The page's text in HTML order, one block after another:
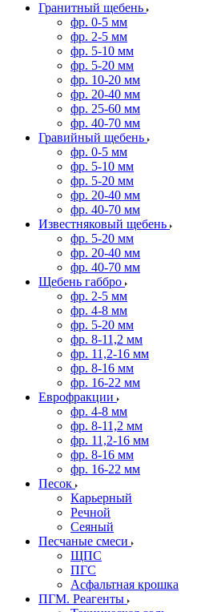
Гранитный щебень
фр. 0-5 мм
фр. 2-5 мм
фр. 5-10 мм
фр. 5-20 мм
фр. 10-20 мм
фр. 20-40 мм
фр. 25-60 мм
фр. 40-70 мм
Гравийный щебень
фр. 0-5 мм
фр. 5-10 мм
фр. 5-20 мм
фр. 20-40 мм
фр. 40-70 мм
Известняковый щебень
фр. 5-20 мм
фр. 20-40 мм
фр. 40-70 мм
Щебень габбро
фр. 2-5 мм
фр. 4-8 мм
фр. 5-20 мм
фр. 8-11,2 мм
фр. 11,2-16 мм
фр. 8-16 мм
фр. 16-22 мм
Еврофракции
фр. 4-8 мм
фр. 8-11,2 мм
фр. 11,2-16 мм
фр. 8-16 мм
фр. 16-22 мм
Песок
Карьерный
Речной
Сеяный
Песчаные смеси
ЩПС
ПГС
Асфальтная крошка
ПГМ. Реагенты